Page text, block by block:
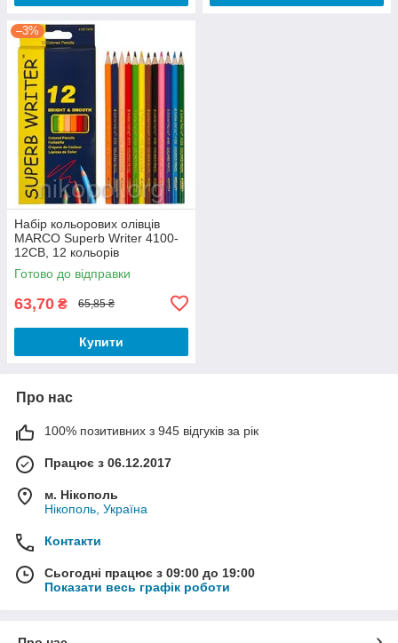
–3%
Набір кольорових олівців
MARCO Superb Writer 4100-
12CB, 12 кольорів
Готово до відправки
63,70 ₴ 65,85 ₴
Купити
Про нас
100% позитивних з 945 відгуків за рік
Працює з 06.12.2017
м. Нікополь
Нікополь, Україна
Контакти
Сьогодні працює з 09:00 до 19:00
Показати весь графік роботи